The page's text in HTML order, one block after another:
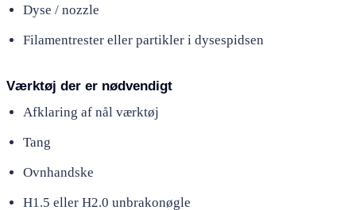
Dyse / nozzle
Filamentrester eller partikler i dysespidsen
Værktøj der er nødvendigt
Afklaring af nål værktøj
Tang
Ovnhandske
H1.5 eller H2.0 unbrakonøgle